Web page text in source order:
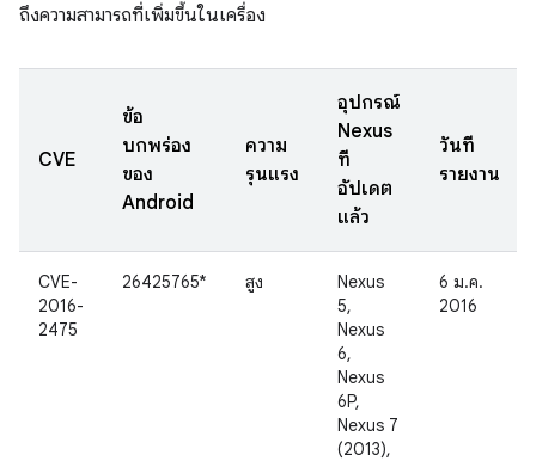
ถึงความสามารถที่เพิ่มขึ้นในเครื่อง
CVE
ข้อ
บกพร่อง
ของ
Android
ความ
รุนแรง
อุปกรณ์
Nexus
ที่
อัปเดต
แล้ว
วันที่
รายงาน
CVE-
2016-
2475
26425765* สูง
Nexus
5,
Nexus
6,
Nexus
6P,
Nexus 7
(2013),
6 ม.ค.
2016